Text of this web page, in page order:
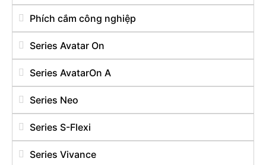
Phích cắm công nghiệp
Series Avatar On
Series AvatarOn A
Series Neo
Series S-Flexi
Series Vivance